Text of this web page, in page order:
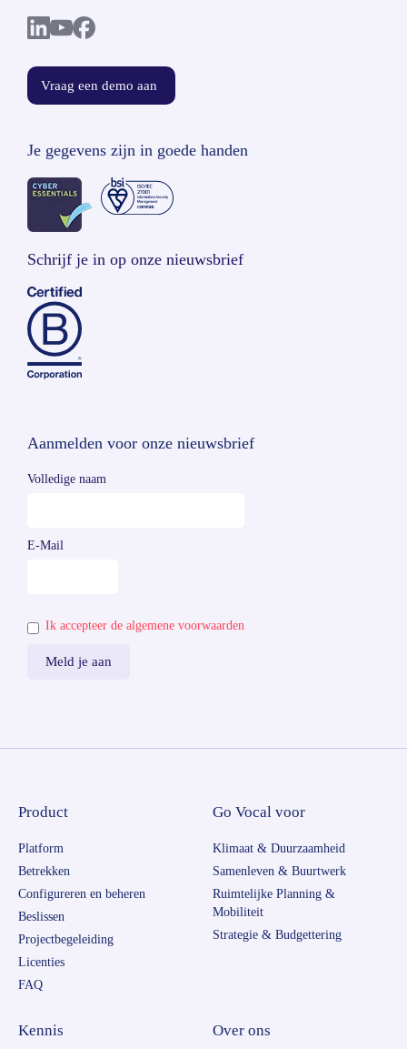
Vraag een demo aan
Je gegevens zijn in goede handen
Schrijf je in op onze nieuwsbrief
Aanmelden voor onze nieuwsbrief
Volledige naam
E-Mail
Ik accepteer de algemene voorwaarden
Product
Platform
Betrekken
Configureren en beheren
Beslissen
Projectbegeleiding
Licenties
FAQ
Go Vocal voor
Klimaat & Duurzaamheid
Samenleven & Buurtwerk
Ruimtelijke Planning &
Mobiliteit
Strategie & Budgettering
Kennis Over ons